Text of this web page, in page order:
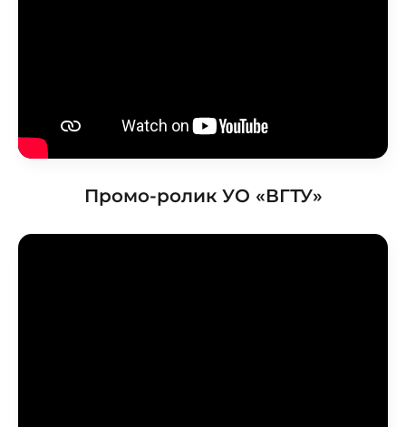
Промо-ролик УО «ВГТУ»